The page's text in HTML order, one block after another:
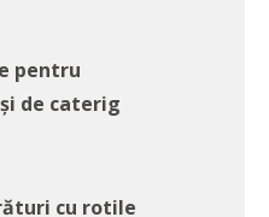
pentru
de caterig
cu rotile